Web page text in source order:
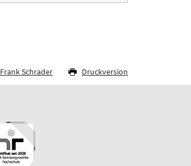
Frank Schrader Druckversion